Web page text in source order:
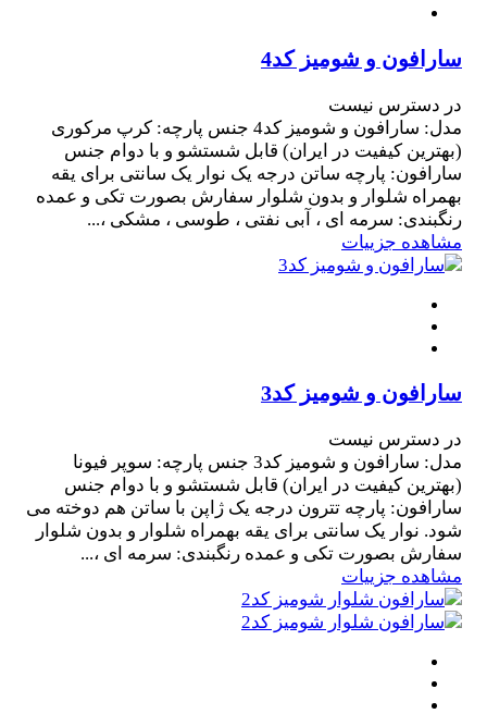
سارافون و شومیز کد4
در دسترس نیست
مدل: سارافون و شومیز کد4 جنس پارچه: کرپ مرکوری
(بهترین کیفیت در ایران) قابل شستشو و با دوام جنس
سارافون: پارچه ساتن درجه یک نوار یک سانتی برای یقه
بهمراه شلوار و بدون شلوار سفارش بصورت تکی و عمده
رنگبندی: سرمه ای ، آبی نفتی ، طوسی ، مشکی ،...
مشاهده جزییات
سارافون و شومیز کد3
در دسترس نیست
مدل: سارافون و شومیز کد3 جنس پارچه: سوپر فیونا
(بهترین کیفیت در ایران) قابل شستشو و با دوام جنس
سارافون: پارچه تترون درجه یک ژاپن با ساتن هم دوخته می
شود. نوار یک سانتی برای یقه بهمراه شلوار و بدون شلوار
سفارش بصورت تکی و عمده رنگبندی: سرمه ای ،...
مشاهده جزییات